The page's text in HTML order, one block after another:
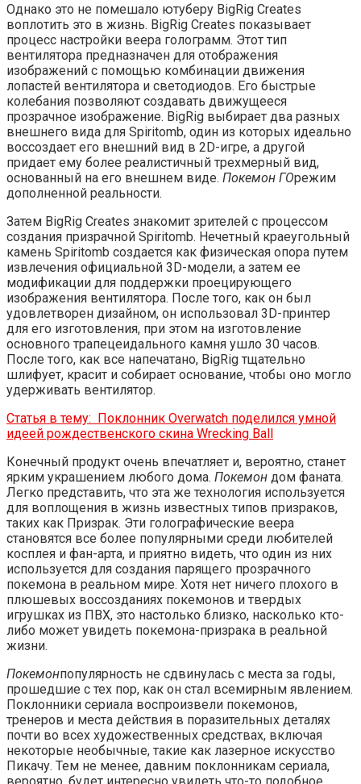
Однако это не помешало ютуберу BigRig Creates
воплотить это в жизнь. BigRig Creates показывает
процесс настройки веера голограмм. Этот тип
вентилятора предназначен для отображения
изображений с помощью комбинации движения
лопастей вентилятора и светодиодов. Его быстрые
колебания позволяют создавать движущееся
прозрачное изображение. BigRig выбирает два разных
внешнего вида для Spiritomb, один из которых идеально
воссоздает его внешний вид в 2D-игре, а другой
придает ему более реалистичный трехмерный вид,
основанный на его внешнем виде. Покемон ГОрежим
дополненной реальности.
Затем BigRig Creates знакомит зрителей с процессом
создания призрачной Spiritomb. Нечетный краеугольный
камень Spiritomb создается как физическая опора путем
извлечения официальной 3D-модели, а затем ее
модификации для поддержки проецирующего
изображения вентилятора. После того, как он был
удовлетворен дизайном, он использовал 3D-принтер
для его изготовления, при этом на изготовление
основного трапецеидального камня ушло 30 часов.
После того, как все напечатано, BigRig тщательно
шлифует, красит и собирает основание, чтобы оно могло
удерживать вентилятор.
Статья в тему: Поклонник Overwatch поделился умной
идеей рождественского скина Wrecking Ball
Конечный продукт очень впечатляет и, вероятно, станет
ярким украшением любого дома. Покемон дом фаната.
Легко представить, что эта же технология используется
для воплощения в жизнь известных типов призраков,
таких как Призрак. Эти голографические веера
становятся все более популярными среди любителей
косплея и фан-арта, и приятно видеть, что один из них
используется для создания парящего прозрачного
покемона в реальном мире. Хотя нет ничего плохого в
плюшевых воссозданиях покемонов и твердых
игрушках из ПВХ, это настолько близко, насколько кто-
либо может увидеть покемона-призрака в реальной
жизни.
Покемонпопулярность не сдвинулась с места за годы,
прошедшие с тех пор, как он стал всемирным явлением.
Поклонники сериала воспроизвели покемонов,
тренеров и места действия в поразительных деталях
почти во всех художественных средствах, включая
некоторые необычные, такие как лазерное искусство
Пикачу. Тем не менее, давним поклонникам сериала,